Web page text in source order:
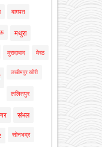
बागपत
मथुरा
मुरादाबाद मेरठ
लखीमपुर खीरी
ललितपुर
संभल
सोनभद्र